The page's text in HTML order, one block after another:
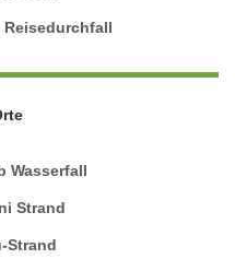
Reisedurchfall
Wasserfall
Strand
Strand